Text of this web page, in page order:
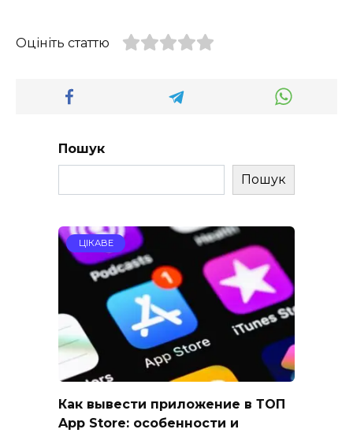
Оцініть статтю
Пошук
Пошук
ЦІКАВЕ
Как вывести приложение в ТОП
App Store: особенности и